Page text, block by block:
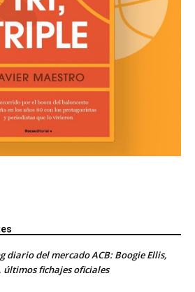
diario del mercado ACB: Boogie Ellis,
últimos fichajes oficiales